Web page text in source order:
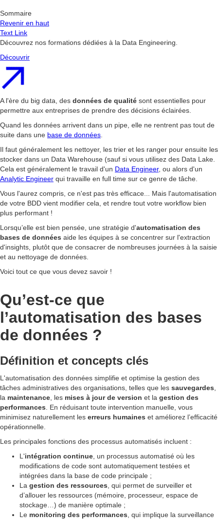
Sommaire
Revenir en haut
Text Link
Découvrez nos formations dédiées à la Data Engineering.
Découvrir
A l'ère du big data, des données de qualité sont essentielles pour
permettre aux entreprises de prendre des décisions éclairées.
Quand les données arrivent dans un pipe, elle ne rentrent pas tout de
suite dans une base de données
Il faut généralement les nettoyer, les trier et les ranger pour ensuite les
stocker dans un Data Warehouse (sauf si vous utilisez des Data Lake.
Cela est généralement le travail d'un Data Engineer, ou alors d'un
Analytic Engineer qui travaille en full time sur ce genre de tâche.
Vous l'aurez compris, ce n'est pas très efficace... Mais l'automatisation
de votre BDD vient modifier cela, et rendre tout votre workflow bien
plus performant !
Lorsqu’elle est bien pensée, une stratégie d'automatisation des
bases de données aide les équipes à se concentrer sur l'extraction
d'insights, plutôt que de consacrer de nombreuses journées à la saisie
et au nettoyage de données.
Voici tout ce que vous devez savoir !
Qu’est-ce que
l’automatisation des bases
de données ?
Définition et concepts clés
L'automatisation des données simplifie et optimise la gestion des
tâches administratives des organisations, telles que les sauvegardes
la maintenance , les mises à jour de version et la gestion des
performances . En réduisant toute intervention manuelle, vous
minimisez naturellement les erreurs humaines et améliorez l’efficacité
opérationnelle.
Les principales fonctions des processus automatisés incluent :
L'intégration continue , un processus automatisé où les
modifications de code sont automatiquement testées et
intégrées dans la base de code principale ;
La gestion des ressources , qui permet de surveiller et
d’allouer les ressources (mémoire, processeur, espace de
stockage…) de manière optimale ;
Le monitoring des performances , qui implique la surveillance